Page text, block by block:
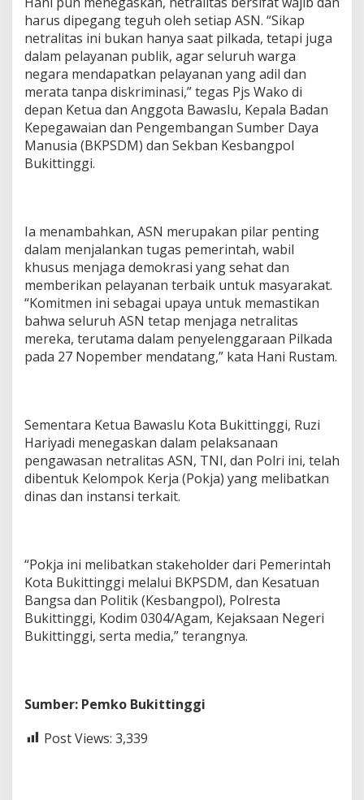
harus dipegang teguh oleh setiap ASN. “Sikap
netralitas ini bukan hanya saat pilkada, tetapi juga
dalam pelayanan publik, agar seluruh warga
negara mendapatkan pelayanan yang adil dan
merata tanpa diskriminasi,” tegas Pjs Wako di
depan Ketua dan Anggota Bawaslu, Kepala Badan
Kepegawaian dan Pengembangan Sumber Daya
Manusia (BKPSDM) dan Sekban Kesbangpol
Bukittinggi.
Ia menambahkan, ASN merupakan pilar penting
dalam menjalankan tugas pemerintah, wabil
khusus menjaga demokrasi yang sehat dan
memberikan pelayanan terbaik untuk masyarakat.
“Komitmen ini sebagai upaya untuk memastikan
bahwa seluruh ASN tetap menjaga netralitas
mereka, terutama dalam penyelenggaraan Pilkada
pada 27 Nopember mendatang,” kata Hani Rustam.
Sementara Ketua Bawaslu Kota Bukittinggi, Ruzi
Hariyadi menegaskan dalam pelaksanaan
pengawasan netralitas ASN, TNI, dan Polri ini, telah
dibentuk Kelompok Kerja (Pokja) yang melibatkan
dinas dan instansi terkait.
“Pokja ini melibatkan stakeholder dari Pemerintah
Kota Bukittinggi melalui BKPSDM, dan Kesatuan
Bangsa dan Politik (Kesbangpol), Polresta
Bukittinggi, Kodim 0304/Agam, Kejaksaan Negeri
Bukittinggi, serta media,” terangnya.
Sumber: Pemko Bukittinggi
Post Views: 3,339